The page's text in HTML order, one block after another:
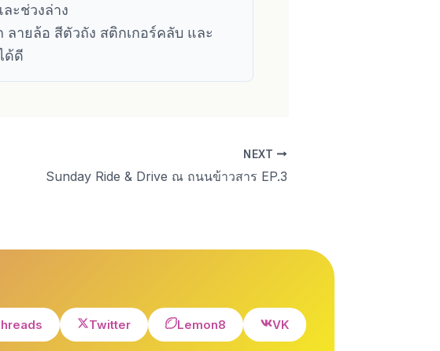
ะช่วงล่าง
ลายล้อ สีตัวถัง สติกเกอร์คลับ และ
ด้ดี
NEXT
Sunday Ride & Drive ณ ถนนข้าวสาร EP.3
Twitter Lemon8 VK